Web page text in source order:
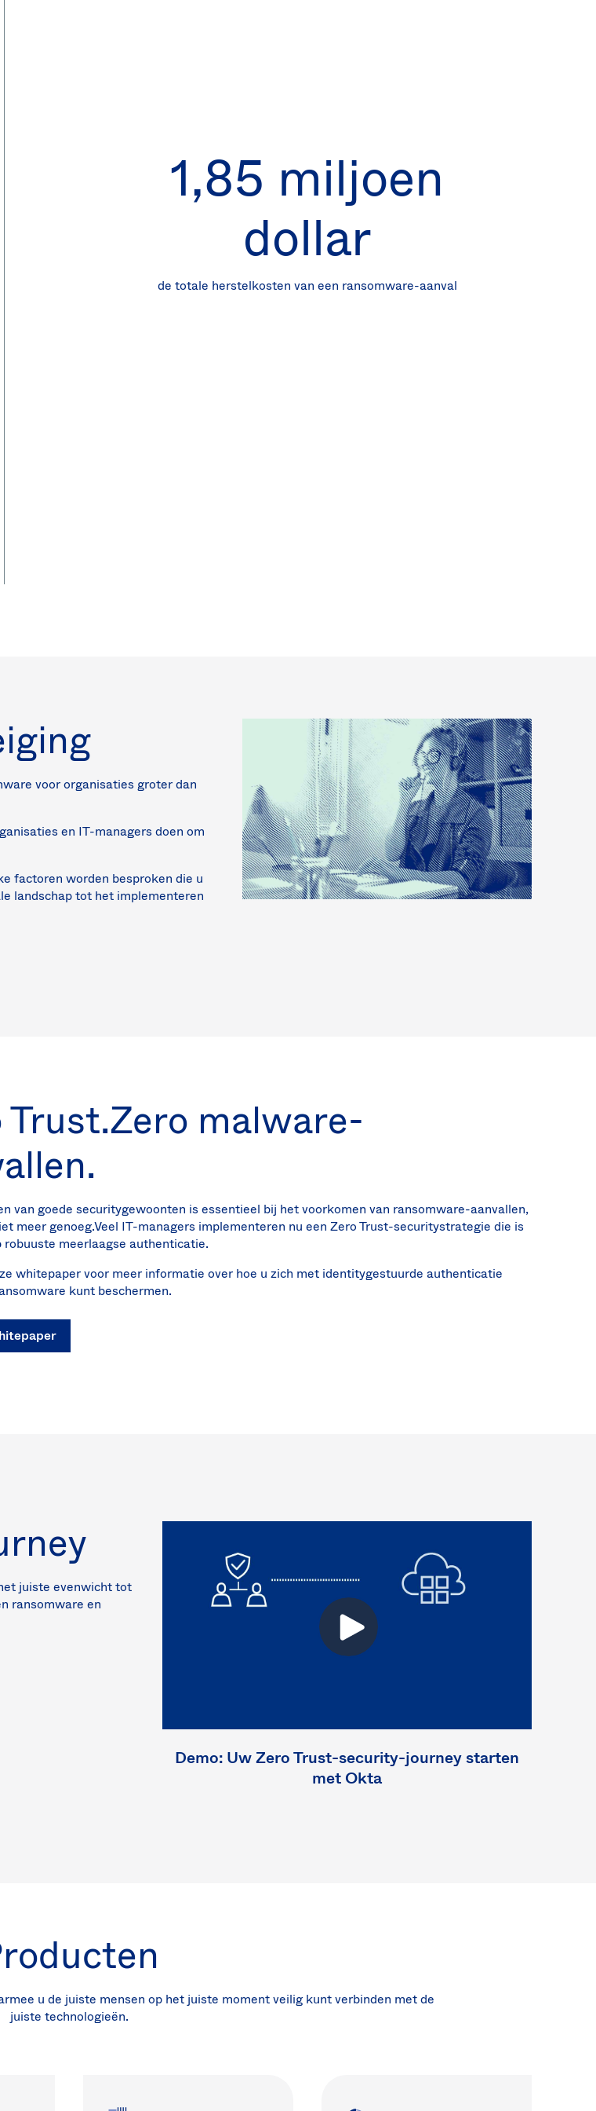
1,85 miljoen
dollar
de totale herstelkosten van een ransomware-aanval
voor organisaties groter dan
en IT-managers doen om
factoren worden besproken die u
landschap tot het implementeren
Trust.Zero malware-
van goede securitygewoonten is essentieel bij het voorkomen van ransomware-aanvallen,
meer genoeg.Veel IT-managers implementeren nu een Zero Trust-securitystrategie die is
robuuste meerlaagse authenticatie.
whitepaper voor meer informatie over hoe u zich met identitygestuurde authenticatie
kunt beschermen.
juiste evenwicht tot
ransomware en
Demo: Uw Zero Trust-security-journey starten
met Okta
u de juiste mensen op het juiste moment veilig kunt verbinden met de
juiste technologieën.